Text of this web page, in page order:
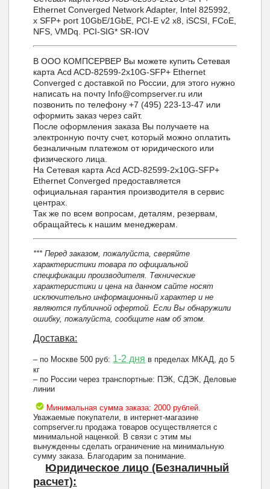
Ethernet Converged Network Adapter, Intel 825992,
x SFP+ port 10GbE/1GbE, PCI-E v2 x8, iSCSI, FCoE,
NFS, VMDq. PCI-SIG* SR-IOV
В ООО КОМПСЕРВЕР Вы можете купить Сетевая
карта Acd ACD-82599-2x10G-SFP+ Ethernet
Converged с доставкой по России, для этого нужно
написать на почту Info@compserver.ru или
позвонить по телефону +7 (495) 223-13-47 или
оформить заказ через сайт.
После оформления заказа Вы получаете на
электронную почту счет, который можно оплатить
безналичным платежом от юридического или
физического лица.
На Сетевая карта Acd ACD-82599-2x10G-SFP+
Ethernet Converged предоставляется
официальная гарантия производителя в сервис
центрах.
Так же по всем вопросам, деталям, резервам,
обращайтесь к нашим менеджерам.
*** Перед заказом, пожалуйста, сверяйте
характеристики товара по официальной
спецификации производителя. Технические
характеристики и цена на данном сайте носят
исключительно информационный характер и не
являются публичной офертой. Если Вы обнаружили
ошибку, пожалуйста, сообщите нам об этом.
Доставка:
– по Москве 500 руб: 1-2 дня в пределах МКАД, до 5
кг
– по России через транспортные: ПЭК, СДЭК, Деловые
линии
Минимальная сумма заказа: 2000 рублей.
Уважаемые покупатели, в интернет-магазине
compserver.ru продажа товаров осуществляется с
минимальной наценкой. В связи с этим мы
вынужденны сделать ограничение на минимальную
сумму заказа. Благодарим за понимание.
Юридическое лицо (Безналичный
расчет):